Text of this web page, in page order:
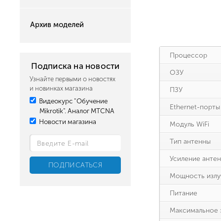
Архив моделей
Подписка на новости
Узнайте первыми о новостях
и новинках магазина
Видеокурс "Обучение
Mikrotik". Аналог MTCNA
Новости магазина
Процессор
ОЗУ
ПЗУ
Ethernet-порты
Модуль WiFi
Тип антенны
Усиление
Мощность
Питание
Максимальное